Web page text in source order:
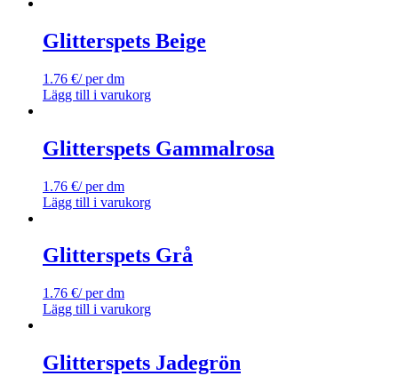
Glitterspets Beige
1.76 €/ per dm
Lägg till i varukorg
Glitterspets Gammalrosa
1.76 €/ per dm
Lägg till i varukorg
Glitterspets Grå
1.76 €/ per dm
Lägg till i varukorg
Glitterspets Jadegrön